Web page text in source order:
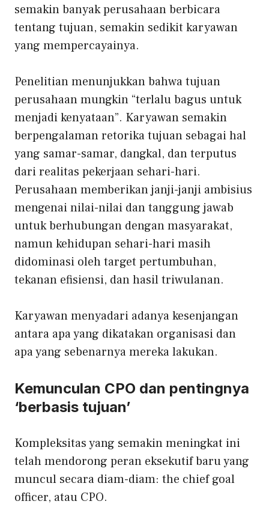
semakin banyak perusahaan berbicara
tentang tujuan, semakin sedikit karyawan
yang mempercayainya.
Penelitian menunjukkan bahwa tujuan
perusahaan mungkin “terlalu bagus untuk
menjadi kenyataan”. Karyawan semakin
berpengalamanretorika tujuan sebagai hal
yang samar-samar, dangkal, dan terputus
dari realitas pekerjaan sehari-hari.
Perusahaan memberikan janji-janji ambisius
mengenai nilai-nilai dan tanggung jawab
untuk berhubungan dengan masyarakat,
namun kehidupan sehari-hari masih
didominasi oleh target pertumbuhan,
tekanan efisiensi, dan hasil triwulanan.
Karyawan menyadari adanya kesenjangan
antara apa yang dikatakan organisasi dan
apa yang sebenarnya mereka lakukan.
Kemunculan CPO dan pentingnya
‘berbasis tujuan’
Kompleksitas yang semakin meningkat ini
telah mendorong peran eksekutif baru yang
muncul secara diam-diam: the chief goal
officer, atau CPO.